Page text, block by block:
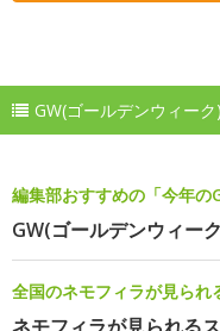
GW(ゴールデンウィー
編集部おすすめの「今年の
GW(ゴールデンウィー
全国のネモフィラが見られ